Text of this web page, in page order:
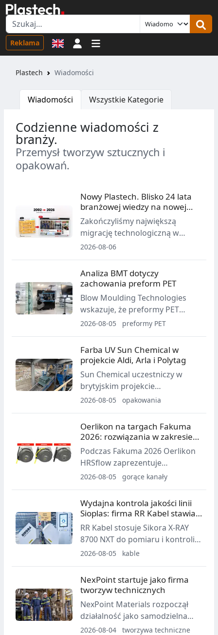
Reklama Logowanie
Plastech Wiadomości
Wiadomości Wszystkie Kategorie
Codzienne wiadomości z
branży.
Przemysł tworzyw sztucznych i
opakowań.
Nowy Plastech. Blisko 24 lata
branżowej wiedzy na nowej
platformie
Zakończyliśmy największą
migrację technologiczną w
historii Plastech. Portal został
i gruntownie przebudowany, a
całe archiwum gromadzone od
2002 roku wraz z artykułami,
danymi rynkowymi, katalogiem
firm, ofertami B2B i forum
pozostało dostępne pod tym
samym adresem.
2026-08-06
Analiza BMT dotyczy
zachowania preform PET
Blow Moulding Technologies
wskazuje, że preformy PET
spełniające rutynowe
zachowywać się odmiennie
podczas rozdmuchu z
rozciąganiem. Firma podkreśla
znaczenie zachowania cieplnego
i procesu rozdmuchu w
wykrywaniu zmienności przed
produkcją.
2026-08-05 preformy PET
Farba UV Sun Chemical w
projekcie Aldi, Arla i Polytag
Sun Chemical uczestniczy w
brytyjskim projekcie
pilotażowym Aldi, Arla, Polytag i
UV umożliwia niewidoczne
znakowanie etykiet na butelkach
po mleku i pozyskiwanie danych
o ich drodze w recyklingu.
2026-08-05 opakowania
Oerlikon na targach Fakuma
2026: rozwiązania w zakresie
gorących kanałów
Podczas Fakuma 2026 Oerlikon
HRSflow zaprezentuje
rozwiązania gorącokanałowe dla
kosmetyków i motoryzacji, w
tym systemy STARgate HRS,
dysze Xp, TECHflow HRS oraz
GLOW HRS.
2026-08-05 gorące kanały
Wydajna kontrola jakości linii
Sioplas: firma RR Kabel stawia
na urządzenie Sikora
RR Kabel stosuje Sikora X-RAY
8700 NXT do pomiaru i kontroli
w czasie rzeczywistym w liniach
System mierzy grubość ścianki,
średnicę, mimośrodowość i inne
parametry w pozycji gorącej linii.
2026-08-05 kable
NexPoint startuje jako firma
tworzyw technicznych
NexPoint Materials rozpoczął
działalność jako samodzielna
firma w obszarze
2026-08-04 tworzywa techniczne